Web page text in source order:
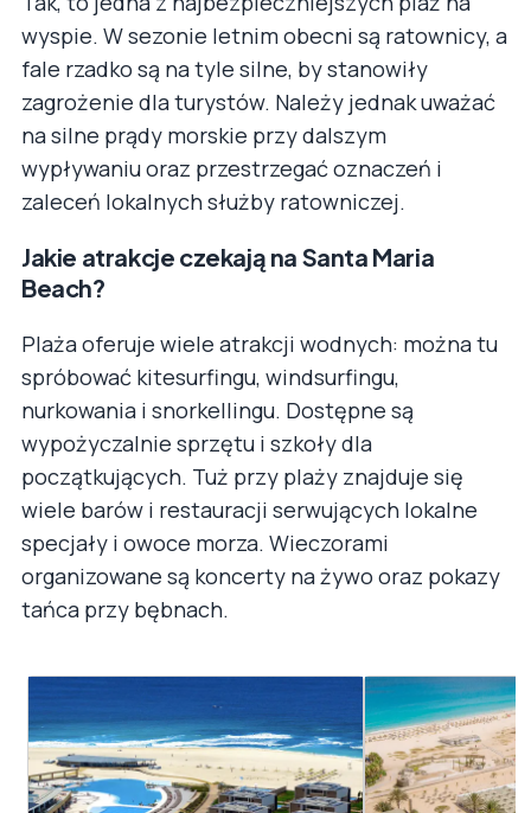
wyspie. W sezonie letnim obecni są ratownicy, a
fale rzadko są na tyle silne, by stanowiły
zagrożenie dla turystów. Należy jednak uważać
na silne prądy morskie przy dalszym
wypływaniu oraz przestrzegać oznaczeń i
zaleceń lokalnych służby ratowniczej.
Jakie atrakcje czekają na Santa Maria
Beach?
Plaża oferuje wiele atrakcji wodnych: można tu
spróbować kitesurfingu, windsurfingu,
nurkowania i snorkellingu. Dostępne są
wypożyczalnie sprzętu i szkoły dla
początkujących. Tuż przy plaży znajduje się
wiele barów i restauracji serwujących lokalne
specjały i owoce morza. Wieczorami
organizowane są koncerty na żywo oraz pokazy
tańca przy bębnach.